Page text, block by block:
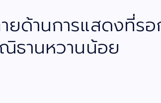
ยด้านการแสดงที่รอ
ธานหวานน้อย